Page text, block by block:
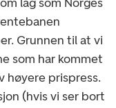
Grunnen til at vi
som har kommet
høyere prispress.
(hvis vi ser bort